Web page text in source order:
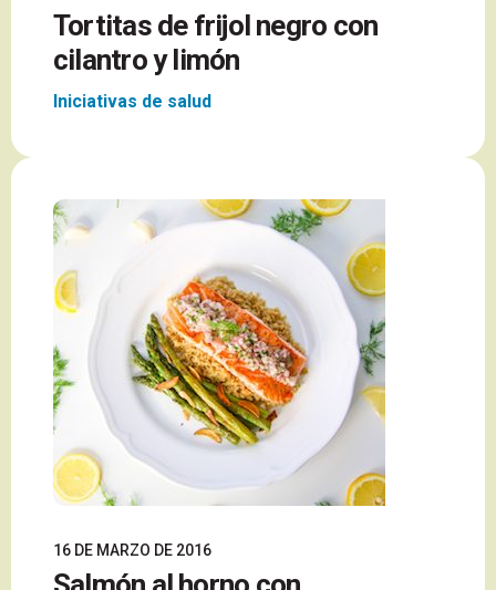
Tortitas de frijol negro con
cilantro y limón
Iniciativas de salud
16 DE MARZO DE 2016